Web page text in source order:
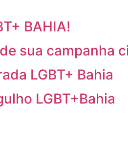
BAHIA!
sua campanha
LGBT+ Bahia
LGBT+Bahia